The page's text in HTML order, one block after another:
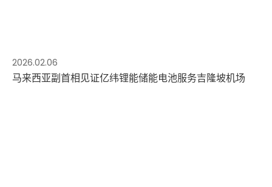
2026.02.06
马来西亚副首相见证亿纬锂能储能电池服务吉隆坡机场